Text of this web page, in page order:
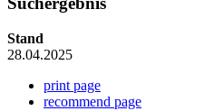
Stand
28.04.2025
print page
recommend page